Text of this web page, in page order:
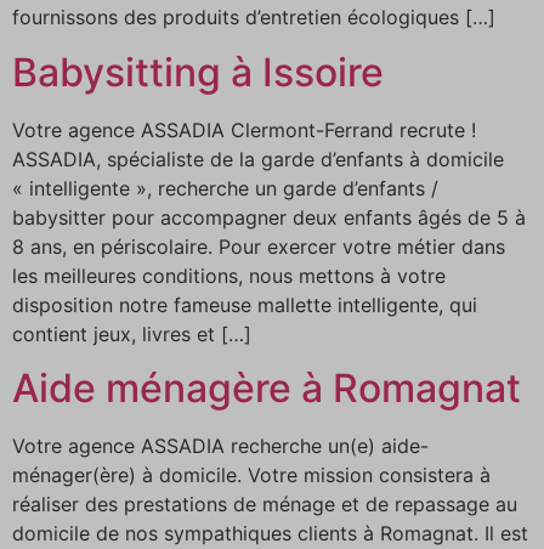
fournissons des produits d’entretien écologiques […]
Babysitting à Issoire
Votre agence ASSADIA Clermont-Ferrand recrute !
ASSADIA, spécialiste de la garde d’enfants à domicile
« intelligente », recherche un garde d’enfants /
babysitter pour accompagner deux enfants âgés de 5 à
8 ans, en périscolaire. Pour exercer votre métier dans
les meilleures conditions, nous mettons à votre
disposition notre fameuse mallette intelligente, qui
contient jeux, livres et […]
Aide ménagère à Romagnat
Votre agence ASSADIA recherche un(e) aide-
ménager(ère) à domicile. Votre mission consistera à
réaliser des prestations de ménage et de repassage au
domicile de nos sympathiques clients à Romagnat. Il est